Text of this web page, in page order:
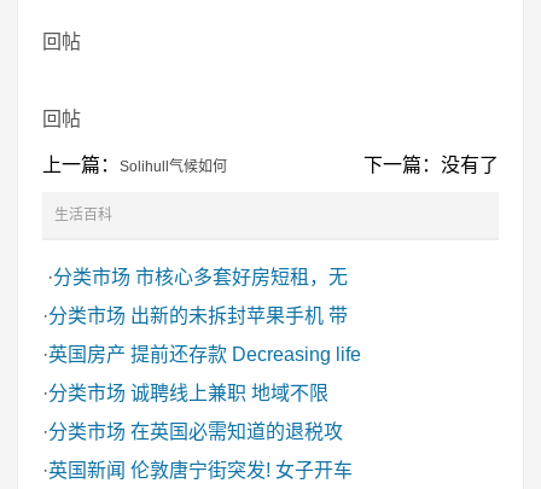
回帖
回帖
上一篇： Solihull气候如何 下一篇：没有了
生活百科
·分类市场 市核心多套好房短租，无
·分类市场 出新的未拆封苹果手机 带
·英国房产 提前还存款 Decreasing life
·分类市场 诚聘线上兼职 地域不限
·分类市场 在英国必需知道的退税攻
·英国新闻 伦敦唐宁街突发! 女子开车